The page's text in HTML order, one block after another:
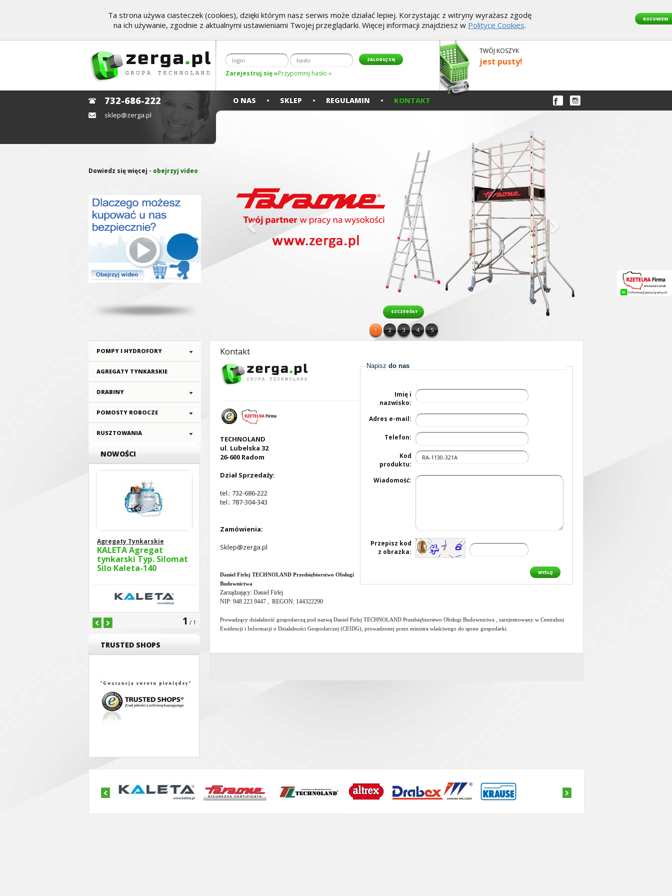
ROZUMIEM
Ta strona używa ciasteczek (cookies), dzięki którym nasz serwis może działać lepiej. Korzystając z witryny wyrażasz zgodę
na ich używanie, zgodnie z aktualnymi ustawieniami Twojej przeglądarki. Więcej informacji znajdziesz w Polityce Cookies.
Zarejestruj się »Przypomnij hasło »
TWÓJ KOSZYK
jest pusty!
732-686-222
sklep@zerga.pl
O NAS SKLEP REGULAMIN KONTAKT
Dowiedz się więcej - obejrzyj video
SZCZEGÓŁY
1 2 3 4 5
POMPY I HYDROFORY
AGREGATY TYNKARSKIE
DRABINY
POMOSTY ROBOCZE
RUSZTOWANIA
NOWOŚCI
Agregaty Tynkarskie
KALETA Agregat
tynkarski Typ. Silomat
Silo Kaleta-140
1 / 1
TRUSTED SHOPS
Kontakt
Napisz do nas
Imię i
nazwisko:
Adres e-mail:
Telefon:
Kod
produktu:
Wiadomość:
Przepisz kod
z obrazka:
WYŚLIJ
TECHNOLAND
ul. Lubelska 32
26-600 Radom
Dział Sprzedaży:
tel.: 732-686-222
tel.: 787-304-343
Zamówienia:
Sklep@zerga.pl
Daniel Firlej TECHNOLAND Przedsiębiorstwo Obsługi
Budownictwa
Zarządzający: Daniel Firlej
NIP: 948 223 9447 , REGON: 144322290
Prowadzący działalność gospodarczą pod nazwą Daniel Firlej TECHNOLAND Przedsiębiorstwo Obsługi Budownictwa , zarejestrowany w Centralnej
Ewidencji i Informacji o Działalności Gospodarczej (CEIDG), prowadzonej przez ministra właściwego do spraw gospodarki